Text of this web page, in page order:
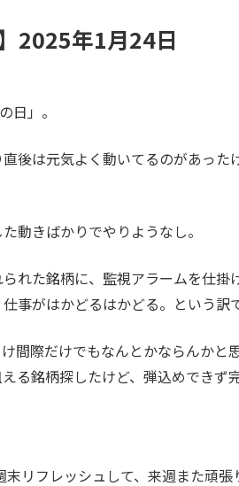
2025年1月24日
日」。
後は元気よく動いてるのがあった
動きばかりでやりようなし。
れた銘柄に、監視アラームを仕掛
事がはかどるはかどる。という訳
間際だけでもなんとかならんかと
る銘柄探したけど、弾込めできず
リフレッシュして、来週また頑張